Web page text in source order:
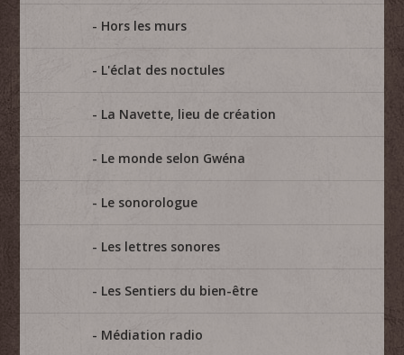
Hors les murs
L'éclat des noctules
La Navette, lieu de création
Le monde selon Gwéna
Le sonorologue
Les lettres sonores
Les Sentiers du bien-être
Médiation radio